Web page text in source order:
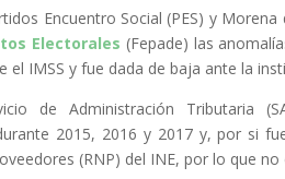
Encuentro Social (PES) y
Electorales (Fepade) las
el IMSS y fue dada de baja ante la
de Administración Tributaria
2015, 2016 y 2017 y, por si
(RNP) del INE, por lo que